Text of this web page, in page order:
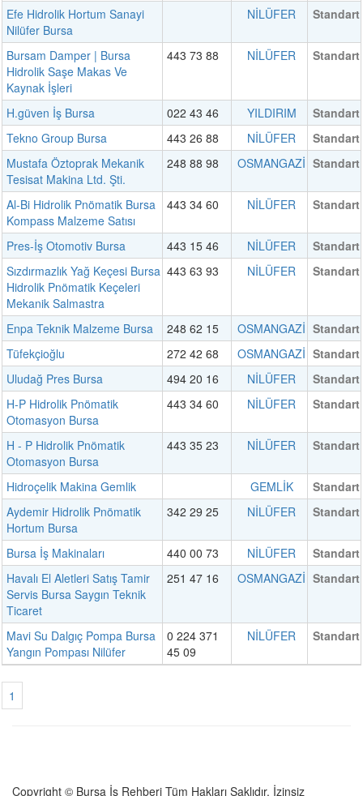
Efe Hidrolik Hortum Sanayi
Nilüfer Bursa
NİLÜFER Standart
Bursam Damper | Bursa
Hidrolik Saşe Makas Ve
Kaynak İşleri
443 73 88 NİLÜFER Standart
H.güven İş Bursa 022 43 46 YILDIRIM
Standart
Tekno Group Bursa
443 26 88 NİLÜFER
Standart
Mustafa Öztoprak Mekanik
Tesisat Makina Ltd. Şti.
248 88 98 OSMANGAZİ Standart
Al-Bi Hidrolik Pnömatik Bursa
Kompass Malzeme Satısı
443 34 60 NİLÜFER Standart
Pres-İş Otomotiv Bursa 443 15 46 NİLÜFER
Standart
Sızdırmazlık Yağ Keçesi Bursa
Hidrolik Pnömatik Keçeleri
Mekanik Salmastra
443 63 93 NİLÜFER Standart
Enpa Teknik Malzeme Bursa 248 62 15 OSMANGAZİ Standart
Tüfekçioğlu
272 42 68 OSMANGAZİ Standart
Uludağ Pres Bursa
494 20 16 NİLÜFER
Standart
H-P Hidrolik Pnömatik
Otomasyon Bursa
443 34 60 NİLÜFER Standart
H - P Hidrolik Pnömatik
Otomasyon Bursa
443 35 23 NİLÜFER Standart
Hidroçelik Makina Gemlik GEMLİK
Standart
Aydemir Hidrolik Pnömatik
Hortum Bursa
342 29 25 NİLÜFER Standart
Bursa İş Makinaları 440 00 73 NİLÜFER
Standart
Havalı El Aletleri Satış Tamir
Servis Bursa Saygın Teknik
Ticaret
251 47 16 OSMANGAZİ Standart
Mavi Su Dalgıç Pompa Bursa
Yangın Pompası Nilüfer
0 224 371
45 09
NİLÜFER Standart
1
Copyright © Bursa İş Rehberi Tüm Hakları Saklıdır. İzinsiz